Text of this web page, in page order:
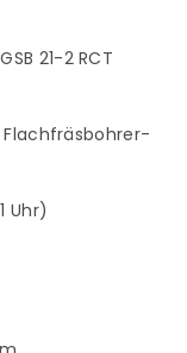
21-2 RCT
Flachfräsbohrer-
Uhr)